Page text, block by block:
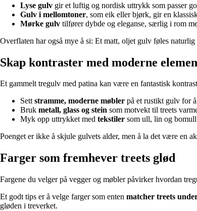
Lyse gulv gir et luftig og nordisk uttrykk som passer
Gulv i mellomtoner, som eik eller bjørk, gir en
Mørke gulv tilfører dybde og eleganse, særlig i rom
Overflaten har også mye å si: Et matt, oljet gulv føles
Skap kontraster med moderne
Et gammelt tregulv med patina kan være en fantastisk
Settstramme, moderne møbler på et rustikt gulv for
Bruk metall, glass og stein som motvekt til treets
Myk opp uttrykket med tekstiler som ull, lin og bomull
Poenget er ikke å skjule gulvets alder, men å la det være en
Farger som fremhever treets glød
Fargene du velger på vegger og møbler påvirker hvordan
Et godt tips er å velge farger som enten matcher treets
gløden i treverket.